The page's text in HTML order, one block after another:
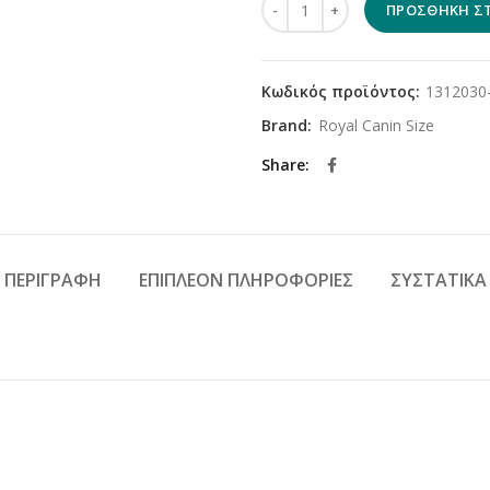
ΠΡΟΣΘΉΚΗ
Κωδικός προϊόντος:
Brand: Royal Canin Size
Share
ΠΕΡΙΓΡΑΦΉ ΕΠΙΠΛΈΟΝ ΠΛΗΡΟΦΟΡΊΕΣ ΣΥΣΤΑΤΙΚΆ